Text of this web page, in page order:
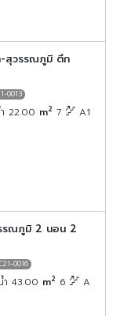
-สุวรรณภูมิ ตึก
0013
22.00 m2 7 A1
รรณภูมิ 2 นอน 2
0016
43.00 m2 6 A